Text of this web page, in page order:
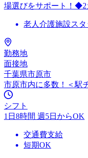
場選びをサポート！◆2
老人介護施設スタ
勤務地
面接地
千葉県市原市
市原市内に多数！＜駅
シフト
1日8時間 週5日からOK
交通費支給
短期OK